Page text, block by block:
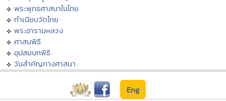
พระพุทธศาสนาในไทย
ทำเนียบวัดไทย
พระอารามหลวง
ศาสนพิธี
อุปสมบทพิธี
วันสำคัญทางศาสนา
Eng